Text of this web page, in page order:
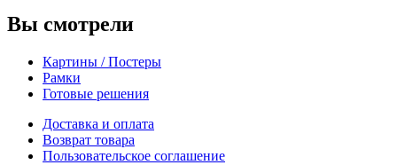
Вы смотрели
Картины / Постеры
Рамки
Готовые решения
Доставка и оплата
Возврат товара
Пользовательское соглашение